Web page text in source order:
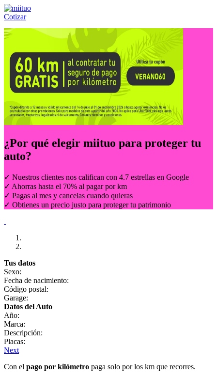
Cotizar
Llámanos al:(55) 84-21-05-00 ó
¿Por qué elegir miituo para proteger tu
auto?
✓ Nuestros clientes nos califican con 4.7 estrellas en Google
✓ Ahorras hasta el 70% al pagar por km
✓ Pagas al mes y cancelas cuando quieras
✓ Obtienes un precio justo para proteger tu patrimonio
Tus datos
Sexo:
Fecha de nacimiento:
Código postal:
Garage:
Datos del Auto
Año:
Marca:
Descripción:
Placas:
Next
Con el pago por kilómetro paga solo por los km que recorres.